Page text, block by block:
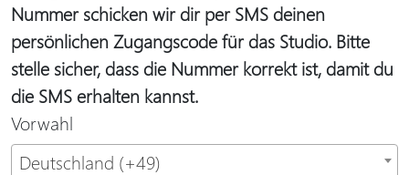
Nummer schicken wir dir per SMS deinen
persönlichen Zugangscode für das Studio. Bitte
stelle sicher, dass die Nummer korrekt ist, damit du
die SMS erhalten kannst.
Vorwahl
Deutschland (+49)